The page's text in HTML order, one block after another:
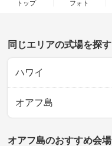
トップ フォト
同じエリアの式場を探す
ハワイ
オアフ島
オアフ島のおすすめ会場